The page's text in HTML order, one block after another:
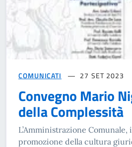
COMUNICATI 27 SET 2023
Convegno Mario
della Complessità
L’Amministrazione Comunale,
promozione della cultura